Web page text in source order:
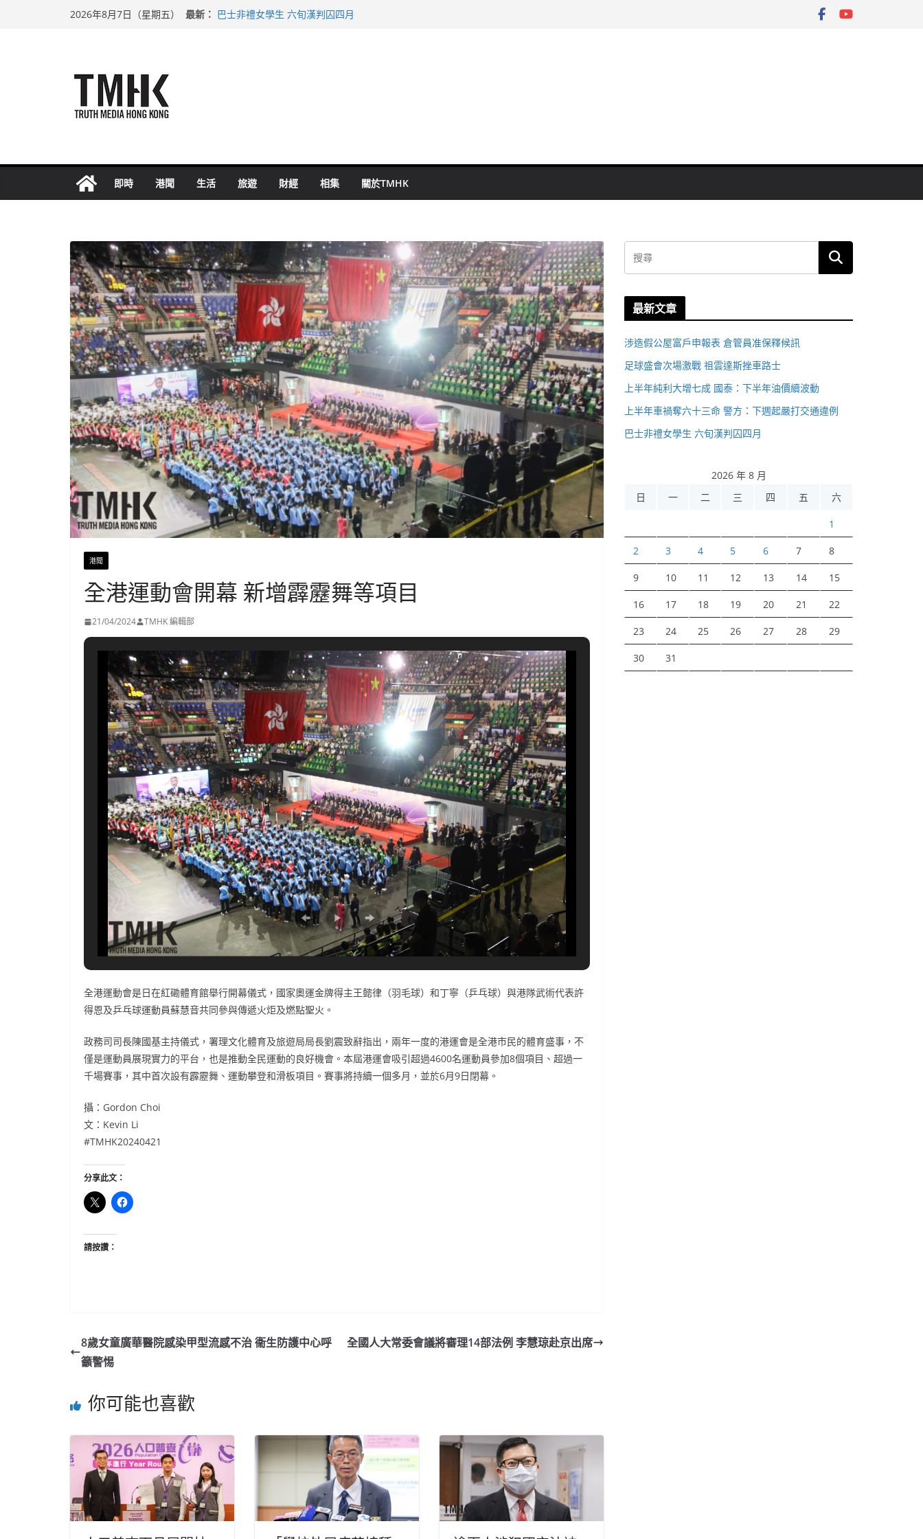
2026年8月7日（星期五） 最新： 巴士非禮女學生 六旬漢判囚四月
即時 港聞 生活 旅遊 財經 相集 關於TMHK
港聞
全港運動會開幕 新增霹靂舞等項目
21/04/2024 TMHK 編輯部
全港運動會是日在紅磡體育館舉行開幕儀式，國家奧運金牌得主王懿律（羽毛球）和丁寧（乒乓球）與港隊武術代表許
得恩及乒乓球運動員蘇慧音共同參與傳遞火炬及燃點聖火。
政務司司長陳國基主持儀式，署理文化體育及旅遊局局長劉震致辭指出，兩年一度的港運會是全港市民的體育盛事，不
僅是運動員展現實力的平台，也是推動全民運動的良好機會。本屆港運會吸引超過4600名運動員參加8個項目、超過一
千場賽事，其中首次設有霹靂舞、運動攀登和滑板項目。賽事將持續一個多月，並於6月9日閉幕。
攝：Gordon Choi
文：Kevin Li
#TMHK20240421
分享此文：
請按讚：
8歲女童廣華醫院感染甲型流感不治 衞生防護中心呼
籲警惕
全國人大常委會議將審理14部法例 李慧琼赴京出席
你可能也喜歡
最新文章
涉造假公屋富戶申報表 倉管員准保釋候訊
足球盛會次場激戰 祖雲達斯挫車路士
上半年純利大增七成 國泰：下半年油價續波動
上半年車禍奪六十三命 警方：下週起嚴打交通違例
巴士非禮女學生 六旬漢判囚四月
2026 年 8 月
日
一 二 三 四 五 六
1
2 3 4 5 6 7 8
9 10 11 12 13 14 15
16 17 18 19 20 21 22
23 24 25 26 27 28 29
30 31